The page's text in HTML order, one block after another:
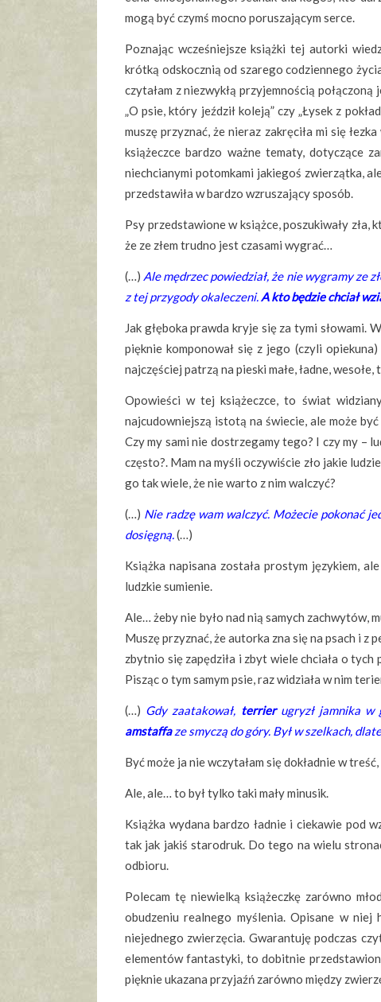
mogą być czymś mocno poruszającym serce.
Poznając wcześniejsze książki tej autorki
krótką odskocznią od szarego codziennego
czytałam z niezwykłą przyjemnością
„O psie, który jeździł koleją” czy „Łysek z
muszę przyznać, że nieraz zakręciła mi się
książeczce bardzo ważne tematy, dotyczące
niechcianymi potomkami jakiegoś zwierzątka,
przedstawiła w bardzo wzruszający sposób.
Psy przedstawione w książce, poszukiwały zła,
że ze złem trudno jest czasami wygrać…
(…) Ale mędrzec powiedział, że nie wygramy ze
z tej przygody okaleczeni.A kto będzie chciał
Jak głęboka prawda kryje się za tymi słowami.
pięknie komponował się z jego (czyli
najczęściej patrzą na pieski małe, ładne,
Opowieści w tej książeczce, to świat
najcudowniejszą istotą na świecie, ale może
Czy my sami nie dostrzegamy tego? I czy my –
często?. Mam na myśli oczywiście zło jakie
go tak wiele, że nie warto z nim walczyć?
(…) Nie radzę wam walczyć. Możecie pokonać
dosięgną.(…)
Książka napisana została prostym językiem,
ludzkie sumienie.
Ale… żeby nie było nad nią samych zachwytów,
Muszę przyznać, że autorka zna się na psach i z
zbytnio się zapędziła i zbyt wiele chciała o tych
Pisząc o tym samym psie, raz widziała w nim
(…) Gdy zaatakował, terrierugryzł jamnika w
amstaffaze smyczą do góry. Był w szelkach,
Być może ja nie wczytałam się dokładnie w
Ale, ale… to był tylko taki mały minusik.
Książka wydana bardzo ładnie i ciekawie pod
tak jak jakiś starodruk. Do tego na wielu
odbioru.
Polecam tę niewielką książeczkę zarówno
obudzeniu realnego myślenia. Opisane w
niejednego zwierzęcia. Gwarantuję podczas
elementów fantastyki, to dobitnie
pięknie ukazana przyjaźń zarówno między